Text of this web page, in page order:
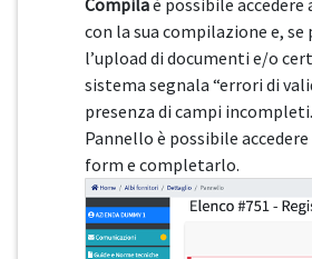
Compilaè possibile
con la sua compilazione e, se
l’upload di documenti e/o
sistema segnala “errori di
presenza di campi
Pannello è possibile
form e completarlo.